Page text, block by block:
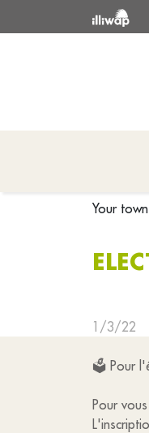
Your town
1/3/22
🗳 Pour
Pour